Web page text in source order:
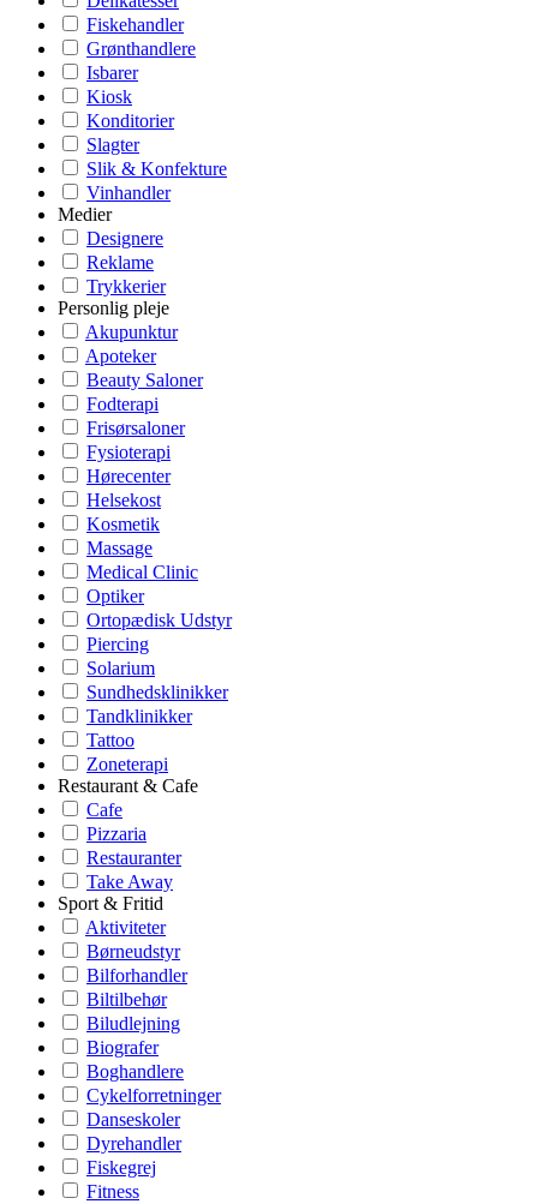
Fiskehandler
Grønthandlere
Isbarer
Kiosk
Konditorier
Slagter
Slik & Konfekture
Vinhandler
Medier
Designere
Reklame
Trykkerier
Personlig pleje
Akupunktur
Apoteker
Beauty Saloner
Fodterapi
Frisørsaloner
Fysioterapi
Hørecenter
Helsekost
Kosmetik
Massage
Medical Clinic
Optiker
Ortopædisk Udstyr
Piercing
Solarium
Sundhedsklinikker
Tandklinikker
Tattoo
Zoneterapi
Restaurant & Cafe
Cafe
Pizzaria
Restauranter
Take Away
Sport & Fritid
Aktiviteter
Børneudstyr
Bilforhandler
Biltilbehør
Biludlejning
Biografer
Boghandlere
Cykelforretninger
Danseskoler
Dyrehandler
Fiskegrej
Fitness